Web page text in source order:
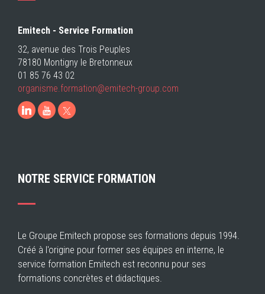
Emitech - Service Formation
32, avenue des Trois Peuples
78180 Montigny le Bretonneux
01 85 76 43 02
organisme.formation@emitech-group.com
LinkedIn
Youtube
NOTRE SERVICE FORMATION
Le Groupe Emitech propose ses formations depuis 1994.
Créé à l'origine pour former ses équipes en interne, le
service formation Emitech est reconnu pour ses
formations concrètes et didactiques.